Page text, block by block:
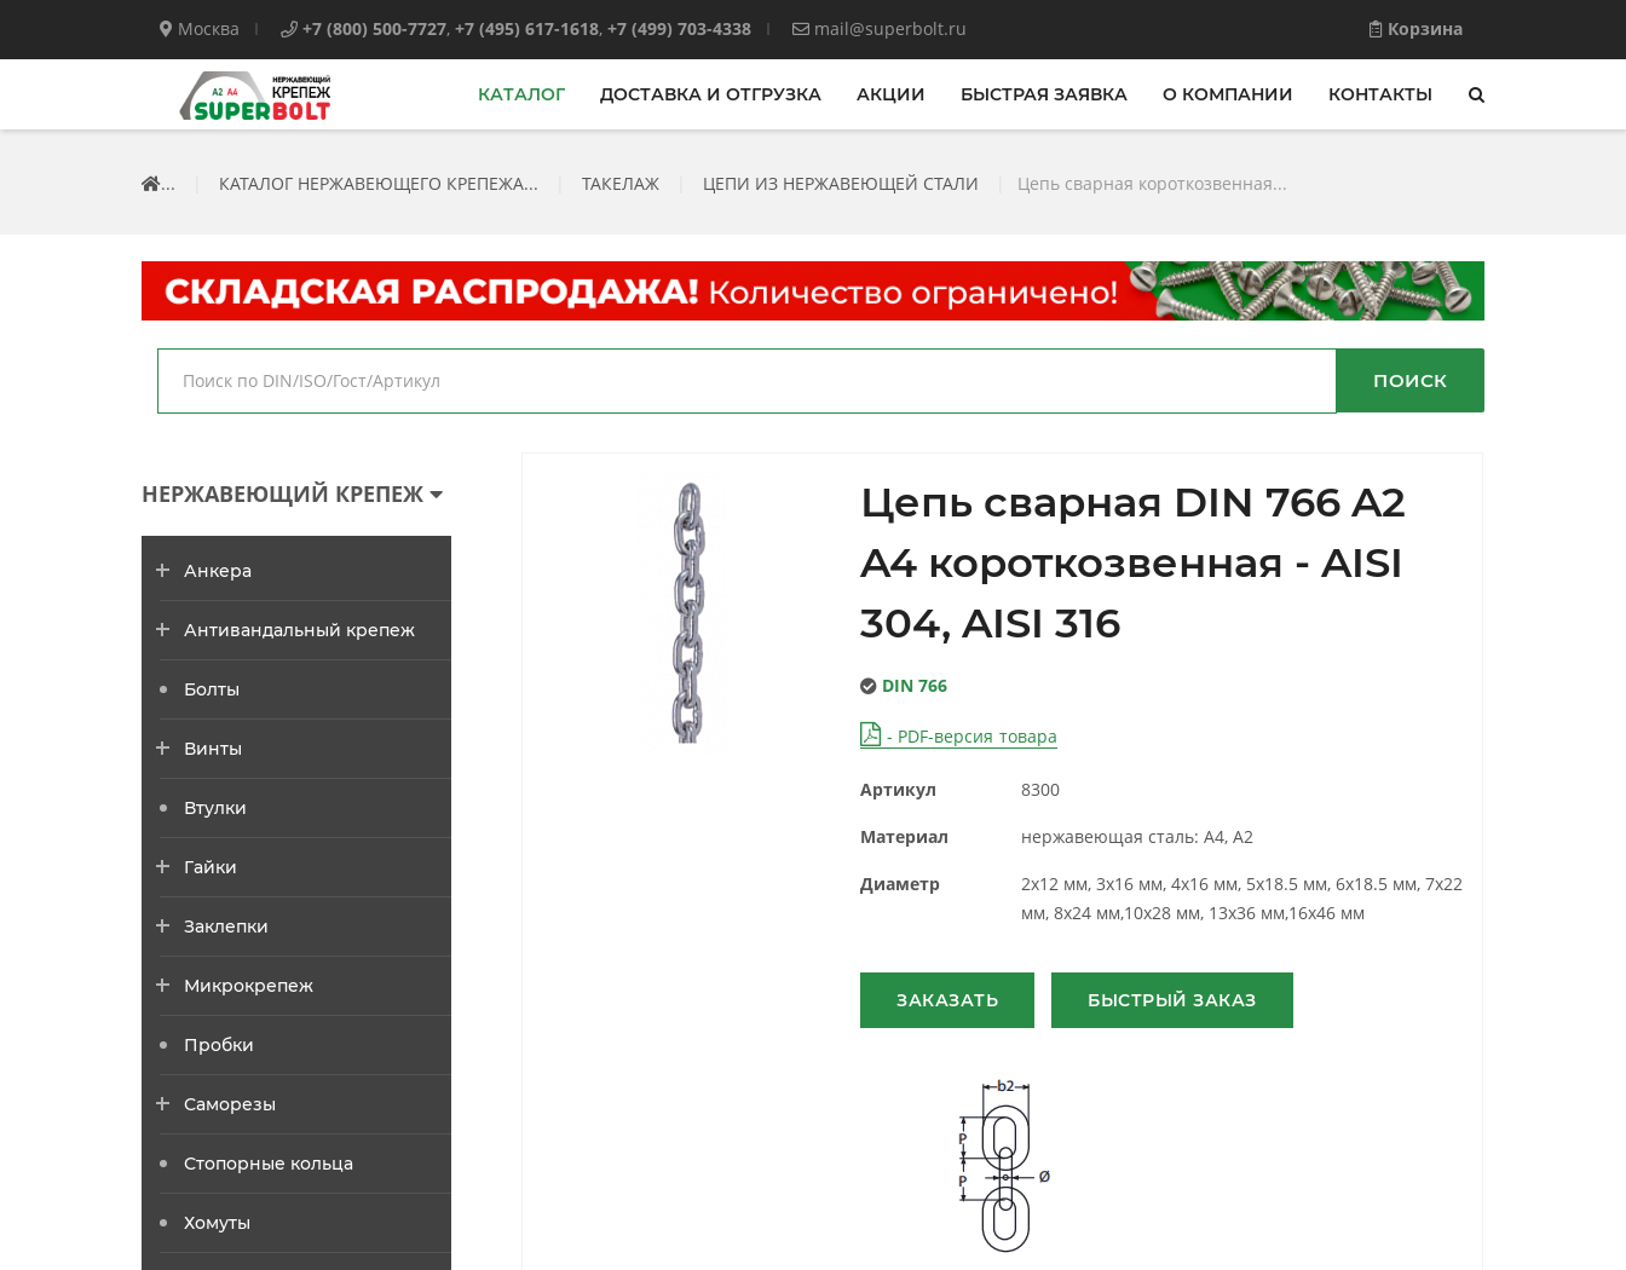
Москва +7 (800) 500-7727, +7 (495) 617-1618, +7 (499) 703-4338 mail@superbolt.ru Корзина
КАТАЛОГ ДОСТАВКА И ОТГРУЗКА АКЦИИ БЫСТРАЯ ЗАЯВКА О КОМПАНИИ КОНТАКТЫ
... КАТАЛОГ НЕРЖАВЕЮЩЕГО КРЕПЕЖА... ТАКЕЛАЖ ЦЕПИ ИЗ НЕРЖАВЕЮЩЕЙ СТАЛИ Цепь сварная короткозвенная...
ПОИСК
Цепь сварная DIN 766 A2
A4 короткозвенная - AISI
304, AISI 316
DIN 766
- PDF-версия товара
Артикул 8300
Материал нержавеющая сталь: А4, А2
Диаметр
2х12 мм, 3х16 мм, 4х16 мм, 5х18.5 мм, 6x18.5 мм, 7x22
мм, 8x24 мм,10x28 мм, 13x36 мм,16x46 мм
ЗАКАЗАТЬ БЫСТРЫЙ ЗАКАЗ
НЕРЖАВЕЮЩИЙ КРЕПЕЖ
Анкера
Антивандальный крепеж
Болты
Винты
Втулки
Гайки
Заклепки
Микрокрепеж
Пробки
Саморезы
Стопорные кольца
Хомуты